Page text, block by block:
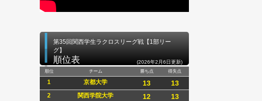
第35回関西学生ラクロスリーグ戦【1部リー
グ】
順位表 (2026年2月6日更新)
順位 チーム 勝ち点 得失点
1 京都大学 13 13
2 関西学院大学 12 13